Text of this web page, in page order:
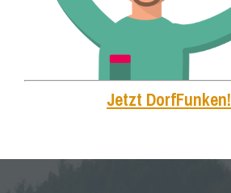
Jetzt DorfFunken!